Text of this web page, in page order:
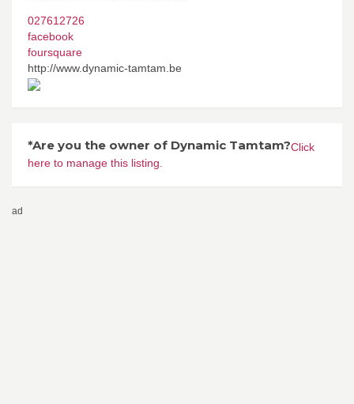
027612726
facebook
foursquare
http://www.dynamic-tamtam.be
*Are you the owner of Dynamic Tamtam?Click
here to manage this listing.
ad